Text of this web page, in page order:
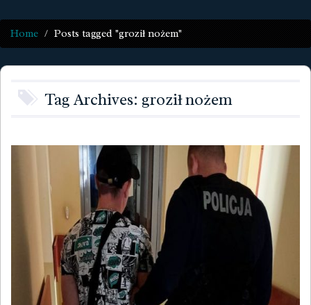
Home Posts tagged "groził nożem"
Tag Archives: groził nożem